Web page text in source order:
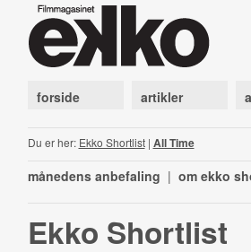
forside artikler
Du er her: Ekko Shortlist| All Time
månedens anbefaling | om ekko
Ekko Shortlist